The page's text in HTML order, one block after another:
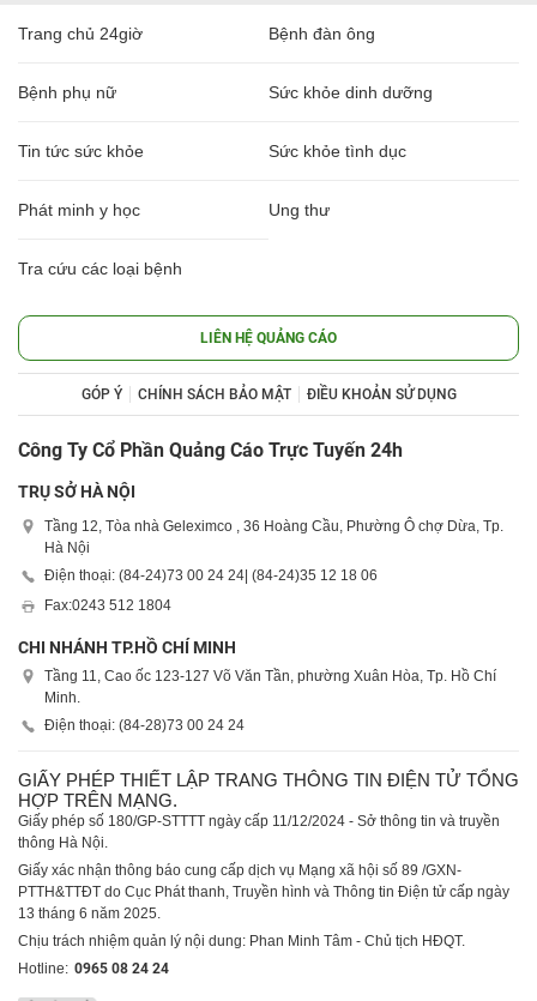
Trang chủ 24giờ Bệnh đàn ông
Bệnh phụ nữ Sức khỏe dinh dưỡng
Tin tức sức khỏe Sức khỏe tình dục
Phát minh y học Ung thư
Tra cứu các loại bệnh
LIÊN HỆ QUẢNG CÁO
GÓP Ý CHÍNH SÁCH BẢO MẬT ĐIỀU KHOẢN SỬ DỤNG
Công Ty Cổ Phần Quảng Cáo Trực Tuyến 24h
TRỤ SỞ HÀ NỘI
Tầng 12, Tòa nhà Geleximco , 36 Hoàng Cầu, Phường Ô chợ Dừa, Tp.
Hà Nội
Điện thoại: (84-24)73 00 24 24 | (84-24)35 12 18 06
Fax:0243 512 1804
CHI NHÁNH TP.HỒ CHÍ MINH
Tầng 11, Cao ốc 123-127 Võ Văn Tần, phường Xuân Hòa, Tp. Hồ Chí
Minh.
Điện thoại: (84-28)73 00 24 24
GIẤY PHÉP THIẾT LẬP TRANG THÔNG TIN ĐIỆN TỬ TỔNG
HỢP TRÊN MẠNG.
Giấy phép số 180/GP-STTTT ngày cấp 11/12/2024 - Sở thông tin và truyền
thông Hà Nội.
Giấy xác nhận thông báo cung cấp dịch vụ Mạng xã hội số 89 /GXN-
PTTH&TTĐT do Cục Phát thanh, Truyền hình và Thông tin Điện tử cấp ngày
13 tháng 6 năm 2025.
Chịu trách nhiệm quản lý nội dung: Phan Minh Tâm - Chủ tịch HĐQT.
Hotline: 0965 08 24 24